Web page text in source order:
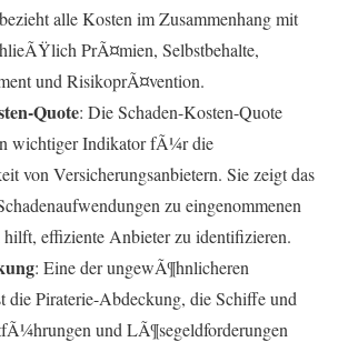
alle Kosten im Zusammenhang mit
PrÃ¤mien, Selbstbehalte,
und RisikoprÃ¤vention.
Quote: Die Schaden-Kosten-Quote
wichtiger Indikator fÃ¼r die
von Versicherungsanbietern. Sie zeigt das
zu eingenommenen
effiziente Anbieter zu identifizieren.
: Eine der ungewÃ¶hnlicheren
die Piraterie-Abdeckung, die Schiffe und
und LÃ¶segeldforderungen